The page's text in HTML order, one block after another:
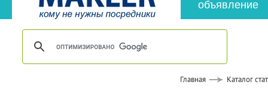
объявление
Главная Каталог